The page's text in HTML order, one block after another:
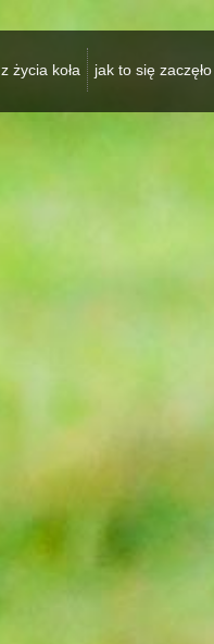
z życia koła jak to się zaczęło